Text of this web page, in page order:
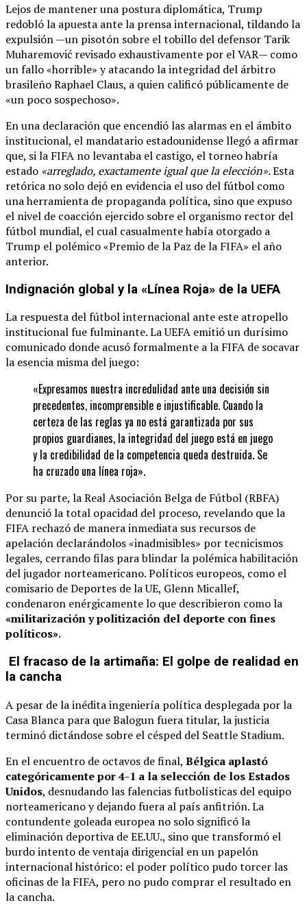
Lejos de mantener una postura diplomática, Trump
redobló la apuesta ante la prensa internacional, tildando la
expulsión —un pisotón sobre el tobillo del defensor Tarik
Muharemović revisado exhaustivamente por el VAR— como
un fallo «horrible» y atacando la integridad del árbitro
brasileño Raphael Claus, a quien calificó públicamente de
«un poco sospechoso».
En una declaración que encendió las alarmas en el ámbito
institucional, el mandatario estadounidense llegó a afirmar
que, si la FIFA no levantaba el castigo, el torneo habría
estado «arreglado, exactamente igual que la elección». Esta
retórica no solo dejó en evidencia el uso del fútbol como
una herramienta de propaganda política, sino que expuso
el nivel de coacción ejercido sobre el organismo rector del
fútbol mundial, el cual casualmente había otorgado a
Trump el polémico «Premio de la Paz de la FIFA» el año
anterior.
Indignación global y la «Línea Roja» de la UEFA
La respuesta del fútbol internacional ante este atropello
institucional fue fulminante. La UEFA emitió un durísimo
comunicado donde acusó formalmente a la FIFA de socavar
la esencia misma del juego:
«Expresamos nuestra incredulidad ante una decisión sin
precedentes, incomprensible e injustificable. Cuando la
certeza de las reglas ya no está garantizada por sus
propios guardianes, la integridad del juego está en juego
y la credibilidad de la competencia queda destruida. Se
ha cruzado una línea roja».
Por su parte, la Real Asociación Belga de Fútbol (RBFA)
denunció la total opacidad del proceso, revelando que la
FIFA rechazó de manera inmediata sus recursos de
apelación declarándolos «inadmisibles» por tecnicismos
legales, cerrando filas para blindar la polémica habilitación
del jugador norteamericano. Políticos europeos, como el
comisario de Deportes de la UE, Glenn Micallef,
condenaron enérgicamente lo que describieron como la
«militarización y politización del deporte con fines
políticos».
El fracaso de la artimaña: El golpe de realidad en
la cancha
A pesar de la inédita ingeniería política desplegada por la
Casa Blanca para que Balogun fuera titular, la justicia
terminó dictándose sobre el césped del Seattle Stadium.
En el encuentro de octavos de final, Bélgica aplastó
categóricamente por 4-1 a la selección de los Estados
Unidos, desnudando las falencias futbolísticas del equipo
norteamericano y dejando fuera al país anfitrión. La
contundente goleada europea no solo significó la
eliminación deportiva de EE.UU., sino que transformó el
burdo intento de ventaja dirigencial en un papelón
internacional histórico: el poder político pudo torcer las
oficinas de la FIFA, pero no pudo comprar el resultado en
la cancha.